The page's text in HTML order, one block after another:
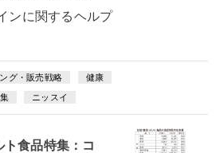
ンに関するヘルプ
グ・販売戦略 健康
ニッスイ
食品特集：コ